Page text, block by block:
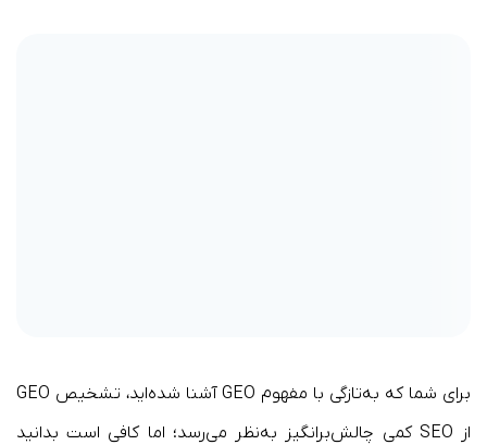
برای شما که به‌تازگی با مفهوم GEO آشنا شده‌اید، تشخیص GEO
از SEO کمی چالش‌برانگیز به‌نظر می‌رسد؛ اما کافی است بدانید